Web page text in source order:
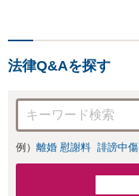
法律Q&Aを探す
例） 離婚 慰謝料 誹謗中傷